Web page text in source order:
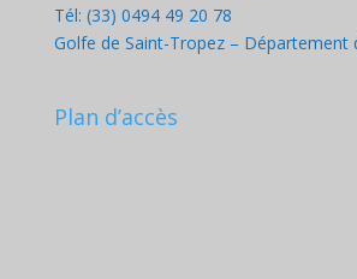
Tél: (33) 0494 49 20 78
Golfe de Saint-Tropez – Département
Plan d’accès